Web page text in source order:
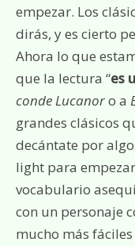
empezar. Los
dirás, y es cierto
Ahora lo que
que la lectura “es
conde Lucanoro a
grandes clásicos
decántate por
light para
vocabulario
con un personaje
mucho más